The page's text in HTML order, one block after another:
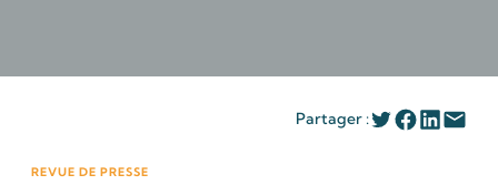
Partager :
REVUE DE PRESSE